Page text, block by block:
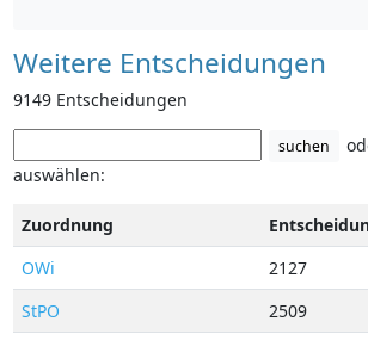
Weitere Entscheidungen
9149 Entscheidungen
suchen
auswählen:
Zuordnung
OWi
2127
StPO
2509